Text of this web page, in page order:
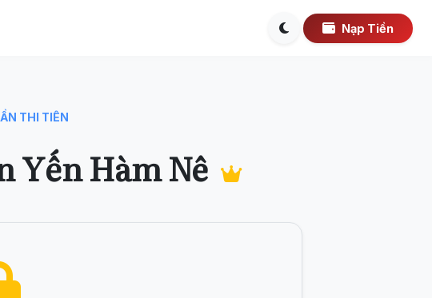
Nạp Tiền
THI TIÊN
Yến Hàm Nê